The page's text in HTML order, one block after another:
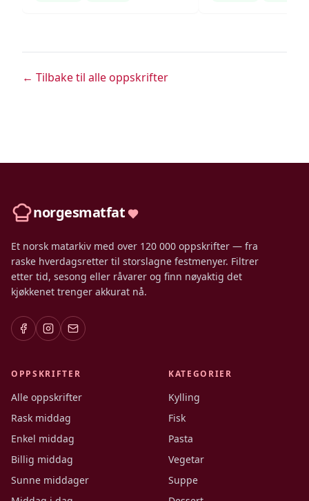
← Tilbake til alle oppskrifter
norgesmatfat
Et norsk matarkiv med over 120 000 oppskrifter — fra
raske hverdagsretter til storslagne festmenyer. Filtrer
etter tid, sesong eller råvarer og finn nøyaktig det
kjøkkenet trenger akkurat nå.
OPPSKRIFTER
Alle oppskrifter
Rask middag
Enkel middag
Billig middag
Sunne middager
KATEGORIER
Kylling
Fisk
Pasta
Vegetar
Suppe